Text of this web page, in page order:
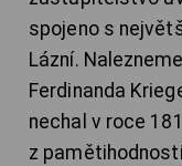
spojeno s
Lázní.
Ferdinanda
nechal v roce
z